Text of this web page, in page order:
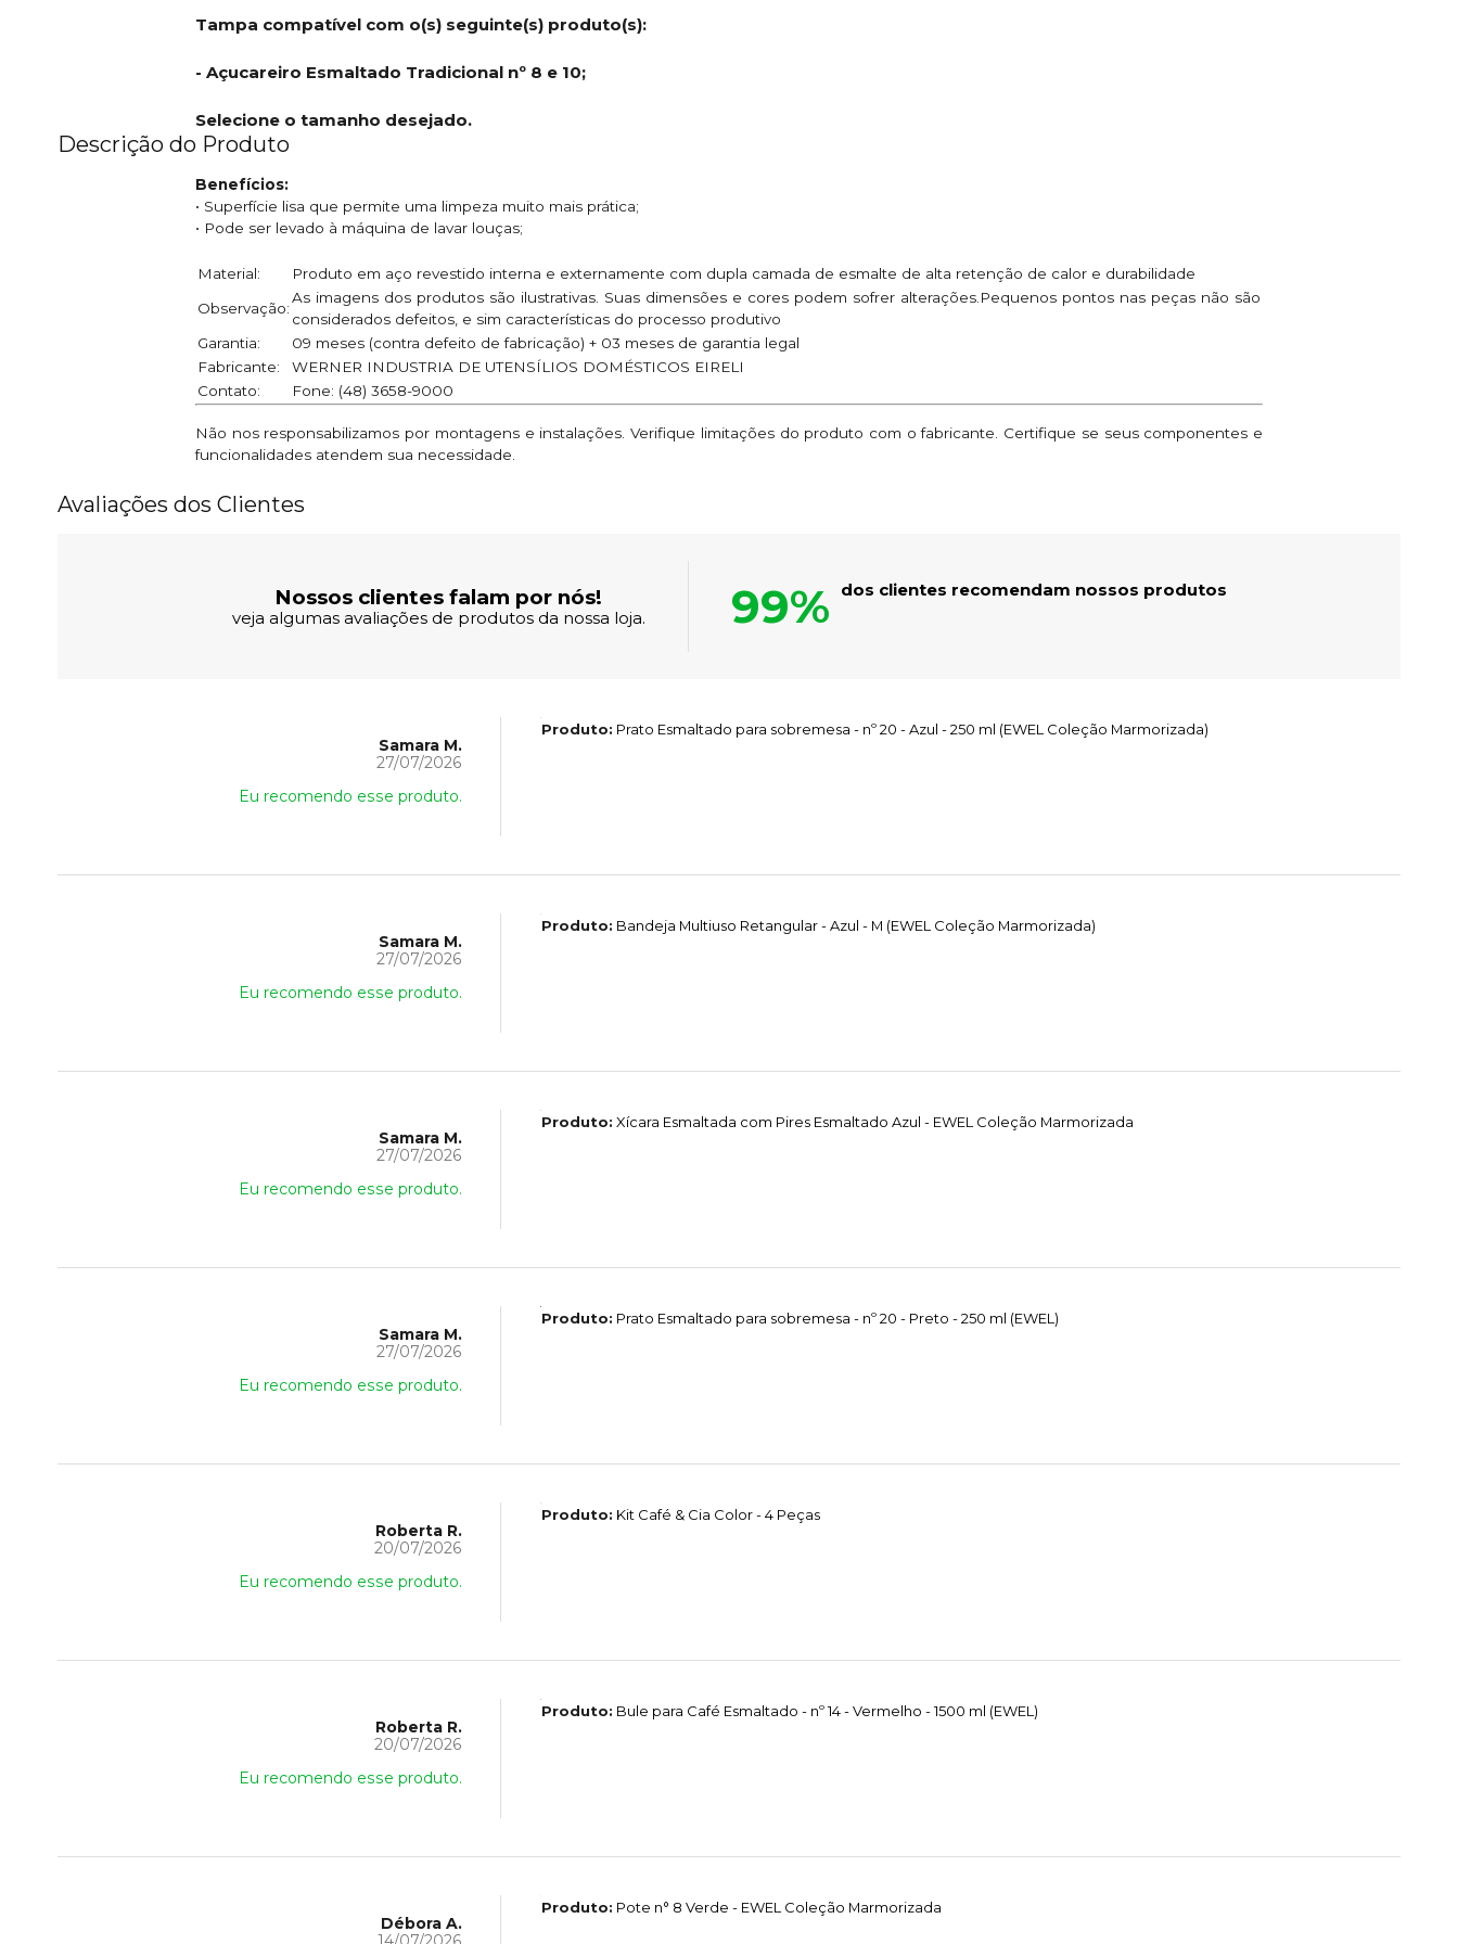
Tampa compatível com o(s) seguinte(s) produto(s):
- Açucareiro Esmaltado Tradicional nº 8 e 10;
Selecione o tamanho desejado.
Descrição do Produto
Benefícios:
• Superfície lisa que permite uma limpeza muito mais prática;
• Pode ser levado à máquina de lavar louças;
Material:
Produto em aço revestido interna e externamente com dupla camada de esmalte de alta retenção de calor e durabilidade
Observação:
As imagens dos produtos são ilustrativas. Suas dimensões e cores podem sofrer alterações.Pequenos pontos nas peças não são
considerados defeitos, e sim características do processo produtivo
Garantia:
09 meses (contra defeito de fabricação) + 03 meses de garantia legal
Fabricante:
WERNER INDUSTRIA DE UTENSÍLIOS DOMÉSTICOS EIRELI
Contato:
Fone: (48) 3658-9000
Não nos responsabilizamos por montagens e instalações. Verifique limitações do produto com o fabricante. Certifique se seus componentes e
funcionalidades atendem sua necessidade.
Avaliações dos Clientes
Nossos clientes falam por nós!
veja algumas avaliações de produtos da nossa loja. 99% dos clientes recomendam nossos produtos
Samara M.
27/07/2026
Eu recomendo esse produto.
Produto: Prato Esmaltado para sobremesa - nº 20 - Azul - 250 ml (EWEL Coleção Marmorizada)
Samara M.
27/07/2026
Eu recomendo esse produto.
Produto: Bandeja Multiuso Retangular - Azul - M (EWEL Coleção Marmorizada)
Samara M.
27/07/2026
Eu recomendo esse produto.
Produto: Xícara Esmaltada com Pires Esmaltado Azul - EWEL Coleção Marmorizada
Samara M.
27/07/2026
Eu recomendo esse produto.
Produto: Prato Esmaltado para sobremesa - nº 20 - Preto - 250 ml (EWEL)
Roberta R.
20/07/2026
Eu recomendo esse produto.
Produto: Kit Café & Cia Color - 4 Peças
Roberta R.
20/07/2026
Eu recomendo esse produto.
Produto: Bule para Café Esmaltado - nº 14 - Vermelho - 1500 ml (EWEL)
Débora A.
Produto: Pote n° 8 Verde - EWEL Coleção Marmorizada